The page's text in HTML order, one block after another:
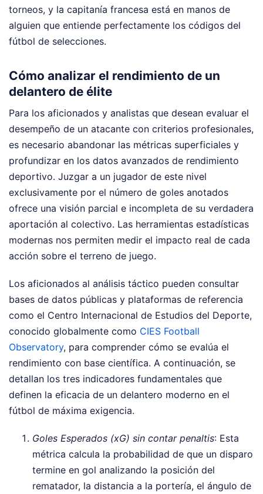
torneos, y la capitanía francesa está en manos de
alguien que entiende perfectamente los códigos del
fútbol de selecciones.
Cómo analizar el rendimiento de un
delantero de élite
Para los aficionados y analistas que desean evaluar el
desempeño de un atacante con criterios profesionales,
es necesario abandonar las métricas superficiales y
profundizar en los datos avanzados de rendimiento
deportivo. Juzgar a un jugador de este nivel
exclusivamente por el número de goles anotados
ofrece una visión parcial e incompleta de su verdadera
aportación al colectivo. Las herramientas estadísticas
modernas nos permiten medir el impacto real de cada
acción sobre el terreno de juego.
Los aficionados al análisis táctico pueden consultar
bases de datos públicas y plataformas de referencia
como el Centro Internacional de Estudios del Deporte,
conocido globalmente como CIES Football
Observatory, para comprender cómo se evalúa el
rendimiento con base científica. A continuación, se
detallan los tres indicadores fundamentales que
definen la eficacia de un delantero moderno en el
fútbol de máxima exigencia.
Goles Esperados (xG) sin contar penaltis: Esta
métrica calcula la probabilidad de que un disparo
termine en gol analizando la posición del
rematador, la distancia a la portería, el ángulo de